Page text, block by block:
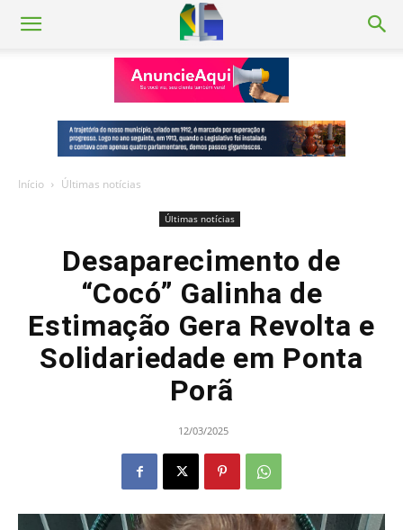
Início Últimas notícias
Últimas notícias
Desaparecimento de
“Cocó” Galinha de
Estimação Gera Revolta e
Solidariedade em Ponta
Porã
12/03/2025